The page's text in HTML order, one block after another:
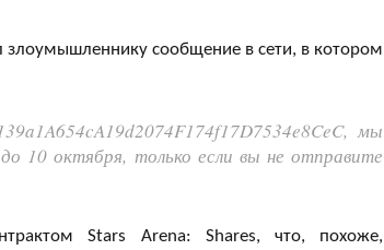
сообщение в сети, в котором
мы
10 октября, только если вы не отправите
Stars Arena: Shares, что, похоже,